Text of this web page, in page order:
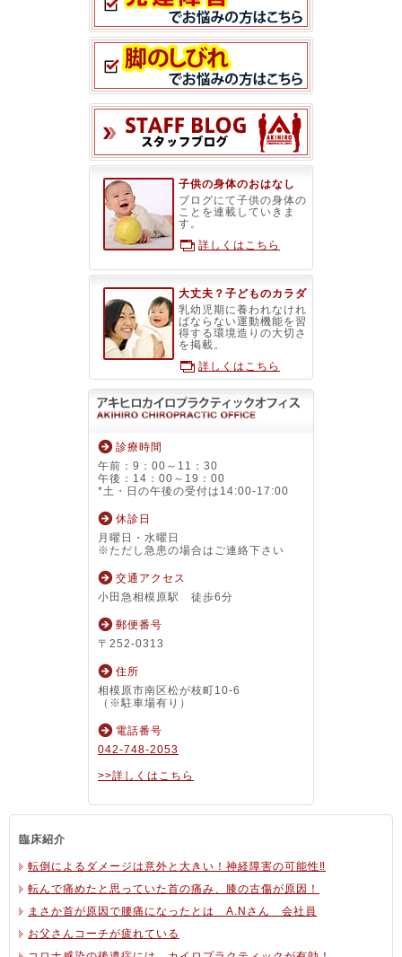
子供の身体のおはなし
ブログにて子供の身体の
ことを連載していきま
す。
詳しくはこちら
大丈夫？子どものカラダ
乳幼児期に養われなけれ
ばならない運動機能を習
得する環境造りの大切さ
を掲載。
詳しくはこちら
診療時間
午前：9：00～11：30
午後：14：00～19：00
*土・日の午後の受付は14:00-17:00
休診日
月曜日・水曜日
※ただし急患の場合はご連絡下さい
交通アクセス
小田急相模原駅 徒歩6分
郵便番号
〒252-0313
住所
相模原市南区松が枝町10-6
（※駐車場有り）
電話番号
042-748-2053
>>詳しくはこちら
臨床紹介
転倒によるダメージは意外と大きい！神経障害の可能性‼
転んで痛めたと思っていた首の痛み、膝の古傷が原因！
まさか首が原因で腰痛になったとは A.Nさん 会社員
お父さんコーチが疲れている